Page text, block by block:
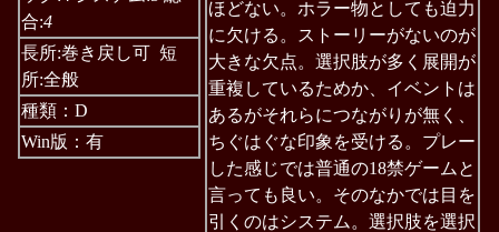
合:4
長所:巻き戻し可 短
所:全般
種類：D
Win版：有
ほどない。ホラー物としても迫力
に欠ける。ストーリーがないのが
大きな欠点。選択肢が多く展開が
重複しているためか、イベントは
あるがそれらにつながりが無く、
ちぐはぐな印象を受ける。プレー
した感じでは普通の18禁ゲームと
言っても良い。そのなかでは目を
引くのはシステム。選択肢を選択